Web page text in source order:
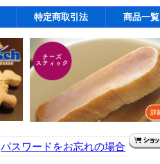
特定商取引法 商品一覧
パスワードをお忘れの場合